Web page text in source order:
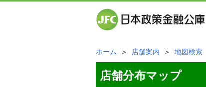
ホーム ＞ 店舗案内 ＞ 地図検索
店舗分布マップ